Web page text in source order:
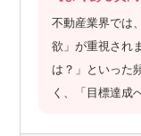
不動産業界では
欲」が重視され
は？」といった
く、「目標達成